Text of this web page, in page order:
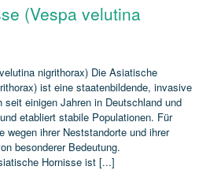
(Vespa velutina
nigrithorax) Die Asiatische
ist eine staatenbildende, invasive
einigen Jahren in Deutschland und
etabliert stabile Populationen. Für
wegen ihrer Neststandorte und ihrer
besonderer Bedeutung.
Hornisse ist [...]